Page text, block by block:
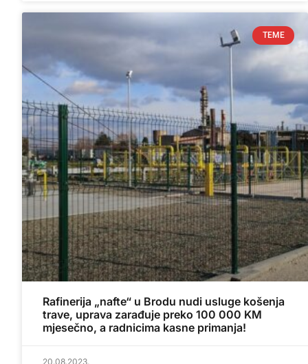
TEME
Rafinerija „nafte“ u Brodu nudi usluge košenja
trave, uprava zarađuje preko 100 000 KM
mjesečno, a radnicima kasne primanja!
20.08.2023.